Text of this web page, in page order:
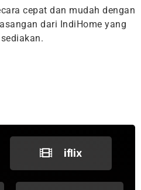
cepat dan mudah dengan
dari IndiHome yang
iflix